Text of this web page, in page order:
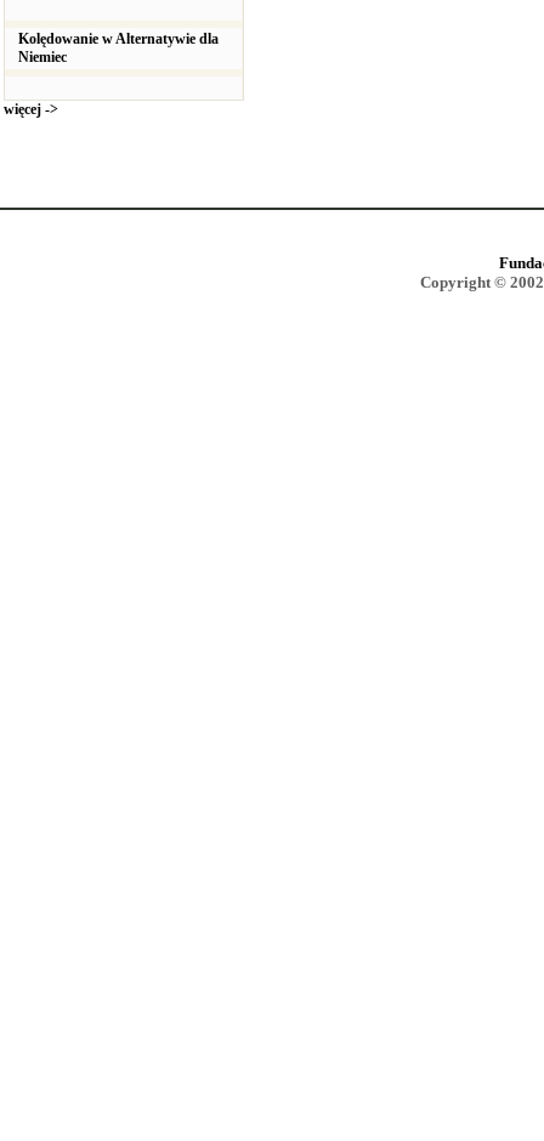
Kolędowanie w Alternatywie dla
Niemiec
więcej ->
Copyright ©